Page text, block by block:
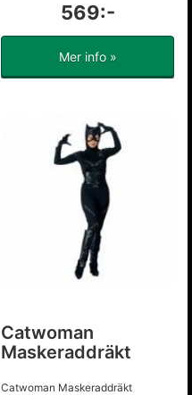
569:-
Mer info »
Catwoman
Maskeraddräkt
Catwoman Maskeraddräkt